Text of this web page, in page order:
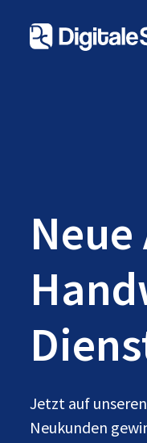
Jetzt auf
Neukunden